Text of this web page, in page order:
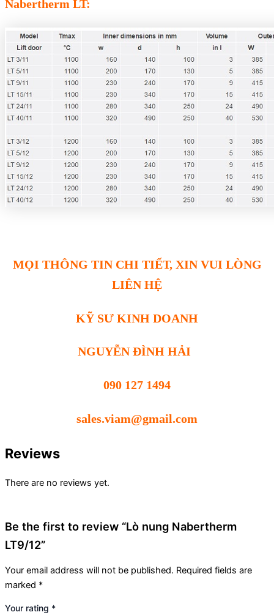
Nabertherm LT:
MỌI THÔNG TIN CHI TIẾT, XIN VUI LÒNG
LIÊN HỆ
KỸ SƯ KINH DOANH
NGUYỄN ĐÌNH HẢI
090 127 1494
sales.viam@gmail.com
Reviews
There are no reviews yet.
Be the first to review “Lò nung Nabertherm
LT9/12”
Your email address will not be published. Required fields are
marked *
Your rating *